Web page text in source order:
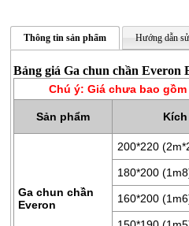
CHĂN
GA
GỐI
ĐỆM
BÔNG
LÒ
Thông tin sản phẩm Hướng dẫn
Bảng giá Ga chun chần Everon
Chú ý: Giá chưa bao
Sản phẩm
Ga chun chần
Everon
200*220
180*200
160*200